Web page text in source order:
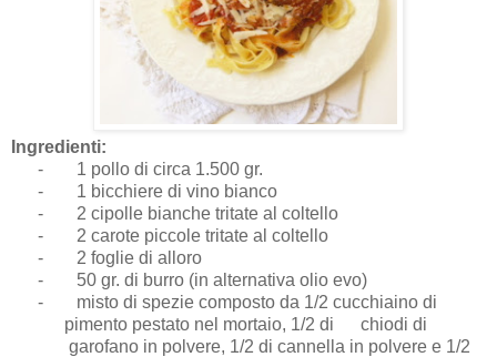
Ingredienti:
-
1 pollo di circa 1.500 gr.
-
1 bicchiere di vino bianco
-
2 cipolle bianche tritate al coltello
-
2 carote piccole tritate al coltello
-
2 foglie di alloro
-
50 gr. di burro (in alternativa olio evo)
-
misto di spezie composto da 1/2 cucchiaino di
pimento pestato nel mortaio, 1/2 di chiodi di
garofano in polvere, 1/2 di cannella in polvere e 1/2